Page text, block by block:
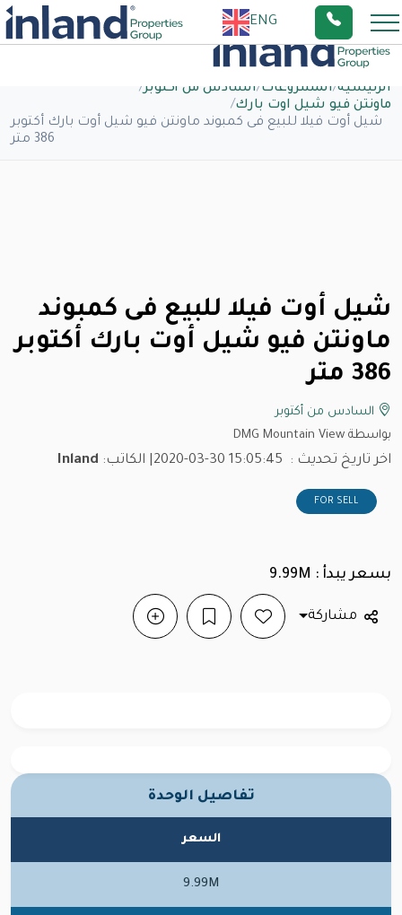
ENG
الرئيسية/المشروعات/السادس من أكتوبر/
ماونتن فيو شيل اوت بارك/
شيل أوت فيلا للبيع فى كمبوند ماونتن فيو شيل أوت بارك أكتوبر
386 متر
شيل أوت فيلا للبيع فى كمبوند
ماونتن فيو شيل أوت بارك أكتوبر
386 متر
السادس من أكتوبر
بواسطة DMG Mountain View
اخر تاريخ تحديث : 2020-03-30 15:05:45 | الكاتب: Inland
FOR SELL
بسعر يبدأ : 9.99M
مشاركة
تفاصيل الوحدة
السعر
9.99M